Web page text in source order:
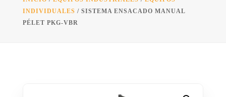
INDIVIDUALES / SISTEMA ENSACADO MANUAL
PÉLET PKG-VBR